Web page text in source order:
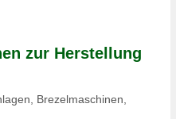
zur Herstellung
Brezelmaschinen,